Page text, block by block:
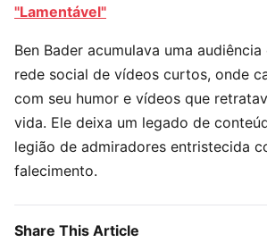
"Lamentável"
Ben Bader acumulava uma
rede social de vídeos curtos, onde
com seu humor e vídeos que
vida. Ele deixa um legado de
legião de admiradores entristecida
falecimento.
Share This Article